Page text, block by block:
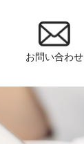
お問い合わせ